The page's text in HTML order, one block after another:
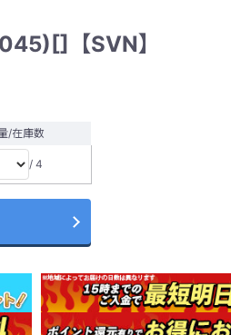
【SVN】
/在庫数
/ 4